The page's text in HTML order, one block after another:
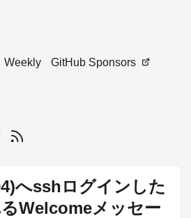
Weekly GitHub Sponsors
へsshログインした
Welcomeメッセー